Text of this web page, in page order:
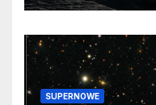
SUPERNOWE